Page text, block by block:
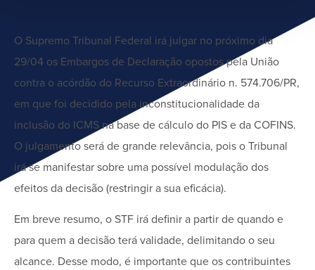
O Supremo Tribunal Federal irá julgar no próximo dia
29/04 os Embargos de Declaração opostos pela União
contra o acórdão do Recurso Extraordinário n. 574.706/PR,
em que foi decidido pela inconstitucionalidade da
inclusão do ICMS na base de cálculo do PIS e da COFINS.
O julgamento será de grande relevância, pois o Tribunal
irá se manifestar sobre uma possível modulação dos
efeitos da decisão (restringir a sua eficácia).
Em breve resumo, o STF irá definir a partir de quando e
para quem a decisão terá validade, delimitando o seu
alcance. Desse modo, é importante que os contribuintes